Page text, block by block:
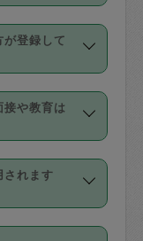
、依頼料
となりま
上のキャ
期の場合
（1200
ことが可
スカジさ
くださ
調整はで
、料理、
よってで
で、依頼
ィールで
作業、屋
登録して
お持ちの
格者で保
で料理関
、日本で
先生とし
ン出身の
や教育は
接と説明
証明書の
す。外国
されます
タスカジ